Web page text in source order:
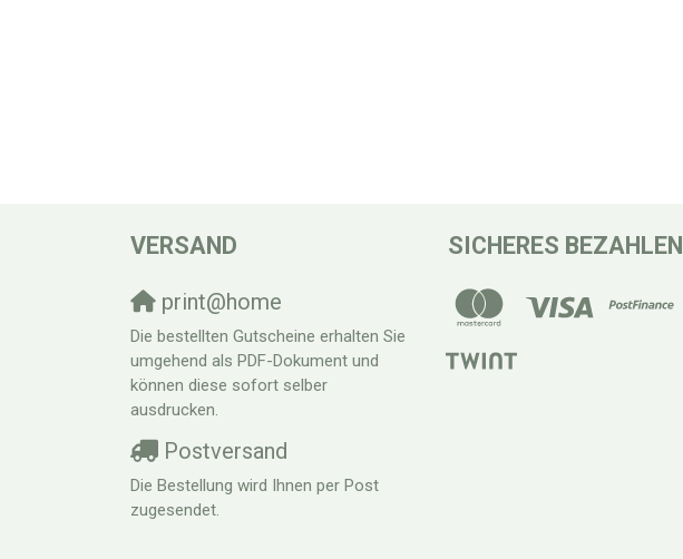
VERSAND
print@home
Die bestellten Gutscheine erhalten Sie
umgehend als PDF-Dokument und
können diese sofort selber
ausdrucken.
Postversand
Die Bestellung wird Ihnen per Post
zugesendet.
SICHERES BEZAHLEN